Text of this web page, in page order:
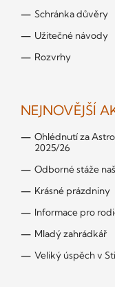
Schránka důvěry
Užitečné návody
Rozvrhy
NEJNOVĚJŠÍ
Ohlédnutí za
2025/26
Odborné stáže
Krásné prázdniny
Informace pro
Mladý zahrádkář
Veliký úspěch v